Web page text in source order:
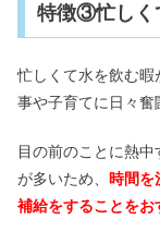
特徴③忙しく
忙しくて水を飲む
事や子育てに日々奮
目の前のことに熱
が多いため、 時間を
補給をすることをお